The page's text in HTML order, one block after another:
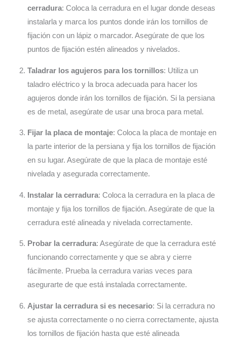
cerradura: Coloca la cerradura en el lugar donde deseas
instalarla y marca los puntos donde irán los tornillos de
fijación con un lápiz o marcador. Asegúrate de que los
puntos de fijación estén alineados y nivelados.
Taladrar los agujeros para los tornillos: Utiliza un
taladro eléctrico y la broca adecuada para hacer los
agujeros donde irán los tornillos de fijación. Si la persiana
es de metal, asegúrate de usar una broca para metal.
Fijar la placa de montaje: Coloca la placa de montaje en
la parte interior de la persiana y fija los tornillos de fijación
en su lugar. Asegúrate de que la placa de montaje esté
nivelada y asegurada correctamente.
Instalar la cerradura: Coloca la cerradura en la placa de
montaje y fija los tornillos de fijación. Asegúrate de que la
cerradura esté alineada y nivelada correctamente.
Probar la cerradura: Asegúrate de que la cerradura esté
funcionando correctamente y que se abra y cierre
fácilmente. Prueba la cerradura varias veces para
asegurarte de que está instalada correctamente.
Ajustar la cerradura si es necesario: Si la cerradura no
se ajusta correctamente o no cierra correctamente, ajusta
los tornillos de fijación hasta que esté alineada